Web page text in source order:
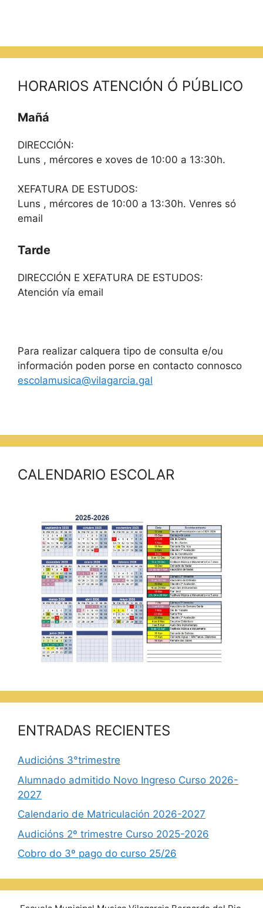
HORARIOS ATENCIÓN Ó PÚBLICO
Mañá
DIRECCIÓN:
Luns , mércores e xoves de 10:00 a 13:30h.
XEFATURA DE ESTUDOS:
Luns , mércores de 10:00 a 13:30h. Venres só
email
Tarde
DIRECCIÓN E XEFATURA DE ESTUDOS:
Atención vía email
Para realizar calquera tipo de consulta e/ou
información poden porse en contacto connosco
escolamusica@vilagarcia.gal
CALENDARIO ESCOLAR
ENTRADAS RECIENTES
Audicións 3°trimestre
Alumnado admitido Novo Ingreso Curso 2026-
2027
Calendario de Matriculación 2026-2027
Audicións 2º trimestre Curso 2025-2026
Cobro do 3º pago do curso 25/26